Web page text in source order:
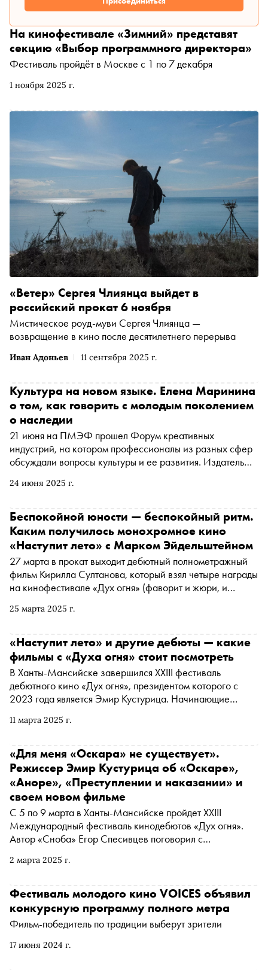
1 ноября 2025 г.
На кинофестивале «Зимний» представят
секцию «Выбор программного директора»
Фестиваль пройдёт в Москве с 1 по 7 декабря
Иван Адоньев 11 сентября 2025 г.
«Ветер» Сергея Члиянца выйдет в
российский прокат 6 ноября
Мистическое роуд-муви Сергея Члиянца —
возвращение в кино после десятилетнего перерыва
24 июня 2025 г.
Культура на новом языке. Елена Маринина
о том, как говорить с молодым поколением
о наследии
21 июня на ПМЭФ прошел Форум креативных
индустрий, на котором профессионалы из разных сфер
обсуждали вопросы культуры и ее развития. Издатель
социальной платформы Фонда Росконгресс — Фонда
индустриях, проекте «Душа России» и о культуре как
двигателе прогресса и общих ценностей
25 марта 2025 г.
Беспокойной юности — беспокойный ритм.
Каким получилось монохромное кино
«Наступит лето» с Марком Эйдельштейном
27 марта в прокат выходит дебютный полнометражный
фильм Кирилла Султанова, который взял четыре награды
на кинофестивале «Дух огня» (фаворит и жюри, и
в Европу» — «Актерский ансамбль завтрашнего дня».
примечательна эта черно-белая криминальная драма об
одиноких сердцах
11 марта 2025 г.
«Наступит лето» и другие дебюты — какие
фильмы с «Духа огня» стоит посмотреть
В Ханты-Мансийске завершился XXIII фестиваль
дебютного кино «Дух огня», президентом которого с
2023 года является Эмир Кустурица. Начинающие
Америки, Азии и Ближнего Востока представили на
из них самые интересные
2 марта 2025 г.
«Для меня «Оскара» не существует».
Режиссер Эмир Кустурица об «Оскаре»,
«Аноре», «Преступлении и наказании» и
своем новом фильме
С 5 по 9 марта в Ханты-Мансийске пройдет XXIII
Международный фестиваль кинодебютов «Дух огня».
Автор «Сноба» Егор Спесивцев поговорил с
Кустурицей, об «Аноре», «Барби», конъюнктуре на
впечатлениях от кино
17 июня 2024 г.
Фестиваль молодого кино VOICES объявил
конкурсную программу полного метра
Фильм-победитель по традиции выберут зрители